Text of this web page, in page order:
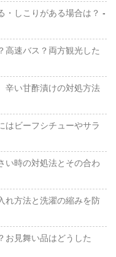
・しこりがある場合は？ -
高速バス？両方観光した
辛い甘酢漬けの対処方法
はビーフシチューやサラ
い時の対処法とその合わ
れ方法と洗濯の縮みを防
お見舞い品はどうした